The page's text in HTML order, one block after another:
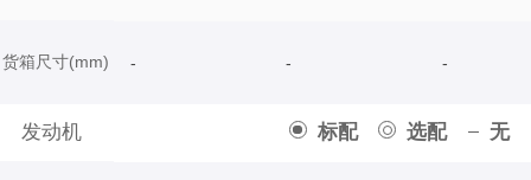
货箱尺寸(mm)
发动机 标配 选配 无
- - -